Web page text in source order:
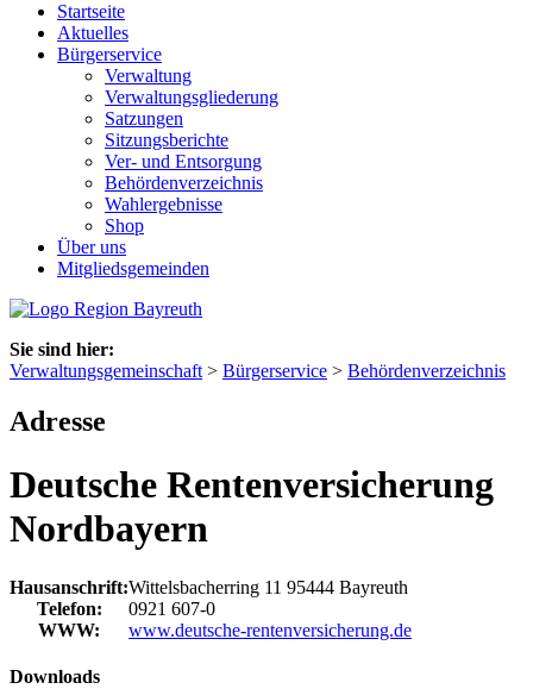
Startseite
Aktuelles
Bürgerservice
Verwaltung
Verwaltungsgliederung
Satzungen
Sitzungsberichte
Ver- und Entsorgung
Behördenverzeichnis
Wahlergebnisse
Shop
Über uns
Mitgliedsgemeinden
Sie sind hier:
Verwaltungsgemeinschaft > Bürgerservice > Behördenverzeichnis
Adresse
Deutsche Rentenversicherung
Nordbayern
Hausanschrift:Wittelsbacherring 11 95444 Bayreuth
Telefon:
0921 607-0
WWW:
www.deutsche-rentenversicherung.de
Downloads